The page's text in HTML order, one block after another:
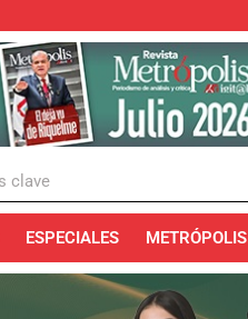
ESPECIALES METRÓPOLIS